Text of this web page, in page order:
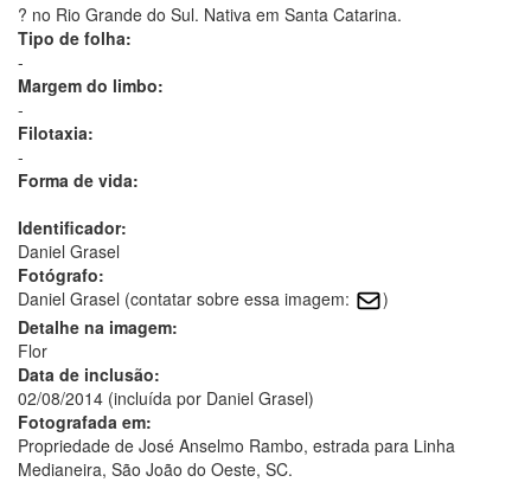
? no Rio Grande do Sul. Nativa em Santa Catarina.
Tipo de folha:
-
Margem do limbo:
-
Filotaxia:
-
Forma de vida:
Identificador:
Daniel Grasel
Fotógrafo:
Daniel Grasel (contatar sobre essa imagem:
)
Detalhe na imagem:
Flor
Data de inclusão:
02/08/2014 (incluída por Daniel Grasel)
Fotografada em:
Propriedade de José Anselmo Rambo, estrada para Linha
Medianeira, São João do Oeste, SC.